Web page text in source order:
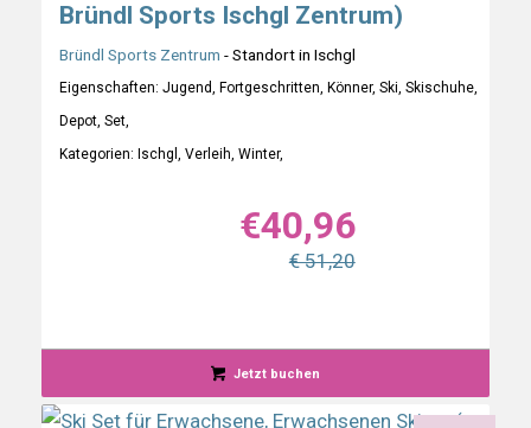
Bründl Sports Ischgl Zentrum)
Bründl Sports Zentrum - Standort in Ischgl
Eigenschaften: Jugend, Fortgeschritten, Könner, Ski, Skischuhe,
Depot, Set,
Kategorien: Ischgl, Verleih, Winter,
€40,96
€ 51,20
Jetzt buchen